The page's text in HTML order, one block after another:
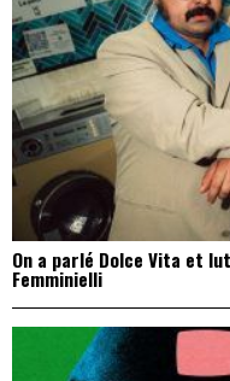
On a parlé Dolce Vita et
Femminielli